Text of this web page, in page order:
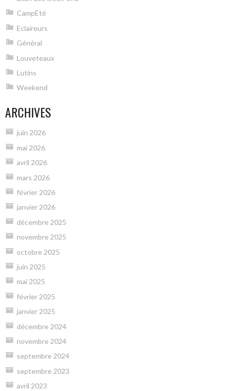
CampEté
Eclaireurs
Général
Louveteaux
Lutins
Weekend
ARCHIVES
juin 2026
mai 2026
avril 2026
mars 2026
février 2026
janvier 2026
décembre 2025
novembre 2025
octobre 2025
juin 2025
mai 2025
février 2025
janvier 2025
décembre 2024
novembre 2024
septembre 2024
septembre 2023
avril 2023